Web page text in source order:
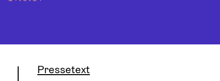
Pressetext